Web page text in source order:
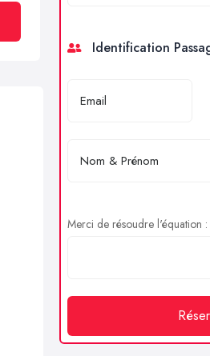
Identification
Merci de résoudre l'équation